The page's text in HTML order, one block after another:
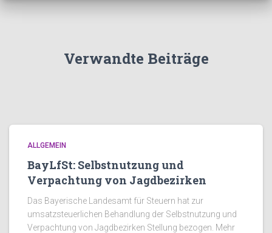
Verwandte Beiträge
ALLGEMEIN
BayLfSt: Selbstnutzung und
Verpachtung von Jagdbezirken
Das Bayerische Landesamt für Steuern hat zur
umsatzsteuerlichen Behandlung der Selbstnutzung und
Verpachtung von Jagdbezirken Stellung bezogen. Mehr